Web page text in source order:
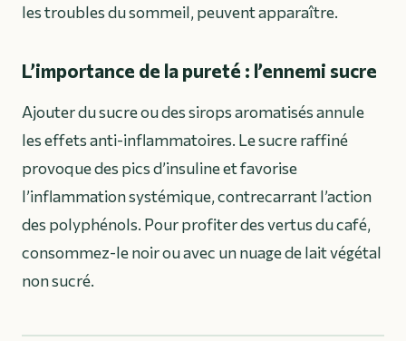
les troubles du sommeil, peuvent apparaître.
L’importance de la pureté : l’ennemi sucre
Ajouter du sucre ou des sirops aromatisés annule
les effets anti-inflammatoires. Le sucre raffiné
provoque des pics d’insuline et favorise
l’inflammation systémique, contrecarrant l’action
des polyphénols. Pour profiter des vertus du café,
consommez-le noir ou avec un nuage de lait végétal
non sucré.